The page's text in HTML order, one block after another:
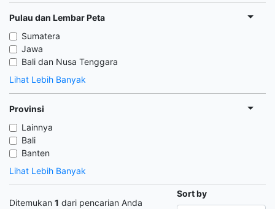
Pulau dan Lembar Peta
Sumatera
Jawa
Bali dan Nusa Tenggara
Lihat Lebih Banyak
Provinsi
Lainnya
Bali
Banten
Lihat Lebih Banyak
Ditemukan 1 dari pencarian Anda
Sort by